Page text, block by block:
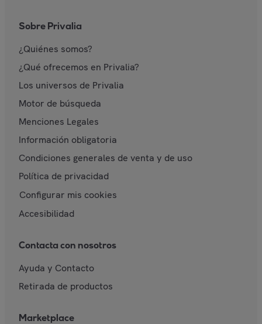
Sobre Privalia
¿Quiénes somos?
¿Qué ofrecemos en Privalia?
Los universos de Privalia
Motor de búsqueda
Menciones Legales
Información obligatoria
Condiciones generales de venta y de uso
Política de privacidad
Configurar mis cookies
Accesibilidad
Contacta con nosotros
Ayuda y Contacto
Retirada de productos
Marketplace